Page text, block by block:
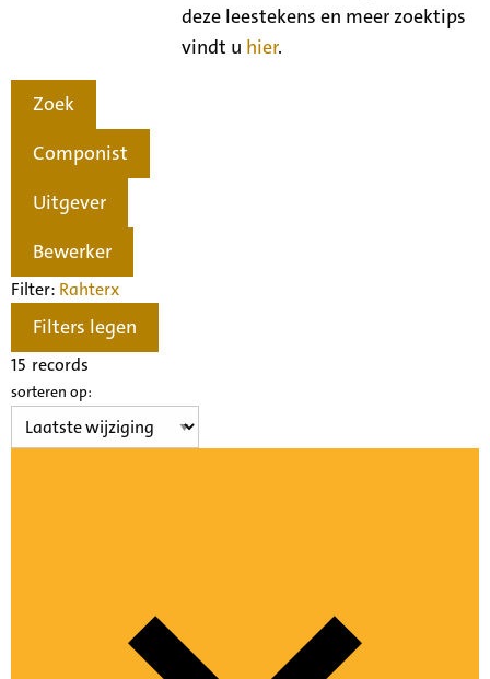
deze leestekens en meer zoektips
vindt u hier.
Zoek
Componist
Uitgever
Bewerker
Filter: Rahterx
Filters legen
15 records
sorteren op: